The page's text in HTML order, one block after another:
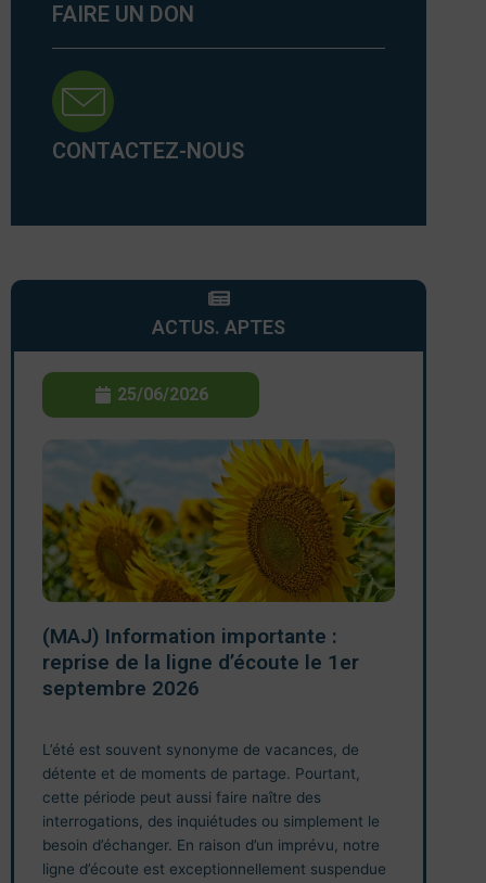
FAIRE UN DON
CONTACTEZ-NOUS
ACTUS. APTES
25/06/2026
(MAJ) Information importante :
reprise de la ligne d’écoute le 1er
septembre 2026
L’été est souvent synonyme de vacances, de
détente et de moments de partage. Pourtant,
cette période peut aussi faire naître des
interrogations, des inquiétudes ou simplement le
besoin d’échanger. En raison d’un imprévu, notre
ligne d’écoute est exceptionnellement suspendue